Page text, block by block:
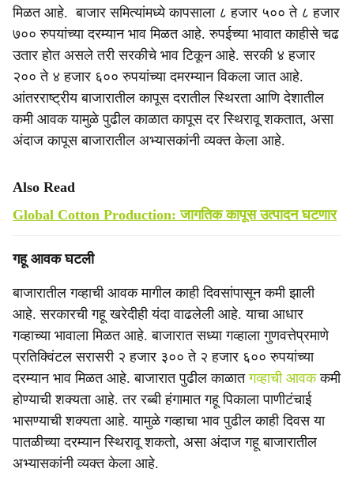
मिळत आहे. बाजार समित्यांमध्ये कापसाला ८ हजार ५०० ते ८ हजार
७०० रुपयांच्या दरम्यान भाव मिळत आहे. रुपईच्या भावात काहीसे चढ
उतार होत असले तरी सरकीचे भाव टिकून आहे. सरकी ४ हजार
२०० ते ४ हजार ६०० रुपयांच्या दमरम्यान विकला जात आहे.
आंतरराष्ट्रीय बाजारातील कापूस दरातील स्थिरता आणि देशातील
कमी आवक यामुळे पुढील काळात कापूस दर स्थिरावू शकतात, असा
अंदाज कापूस बाजारातील अभ्यासकांनी व्यक्त केला आहे.
Also Read
Global Cotton Production: जागतिक कापूस उत्पादन घटणार
गहू आवक घटली
बाजारातील गव्हाची आवक मागील काही दिवसांपासून कमी झाली
आहे. सरकारची गहू खरेदीही यंदा वाढलेली आहे. याचा आधार
गव्हाच्या भावाला मिळत आहे. बाजारात सध्या गव्हाला गुणवत्तेप्रमाणे
प्रतिक्विंटल सरासरी २ हजार ३०० ते २ हजार ६०० रुपयांच्या
दरम्यान भाव मिळत आहे. बाजारात पुढील काळातगव्हाची आवककमी
होण्याची शक्यता आहे. तर रब्बी हंगामात गहू पिकाला पाणीटंचाई
भासण्याची शक्यता आहे. यामुळे गव्हाचा भाव पुढील काही दिवस या
पातळीच्या दरम्यान स्थिरावू शकतो, असा अंदाज गहू बाजारातील
अभ्यासकांनी व्यक्त केला आहे.